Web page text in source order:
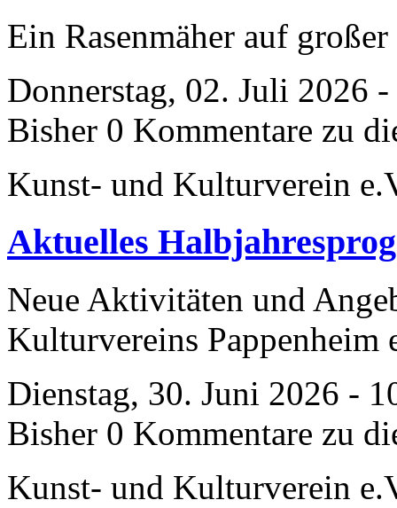
Ein Rasenmäher auf
Donnerstag, 02. Juli 2026
Bisher 0 Kommentare zu
Kunst- und Kulturverein
Aktuelles
Neue Aktivitäten und
Kulturvereins Pappenheim
Dienstag, 30. Juni 2026 -
Bisher 0 Kommentare zu
Kunst- und Kulturverein